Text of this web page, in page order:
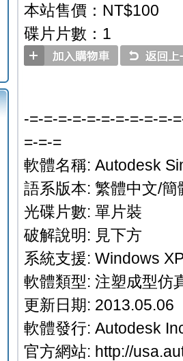
本站售價：NT$100
碟片片數：1
-=-=-=-=-=-=-=-=-=-=-
=-=-=
軟體名稱: Autodesk
語系版本: 繁體中文/
光碟片數: 單片裝
破解說明: 見下方
系統支援: Windows
軟體類型: 注塑成型仿
更新日期: 2013.05.06
軟體發行: Autodesk
官方網站: http://